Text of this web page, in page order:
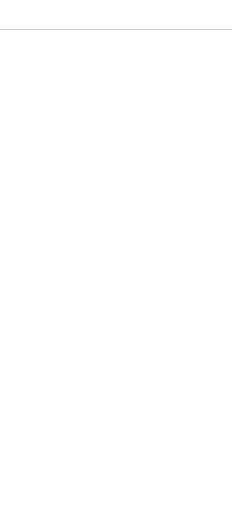
5
1년도